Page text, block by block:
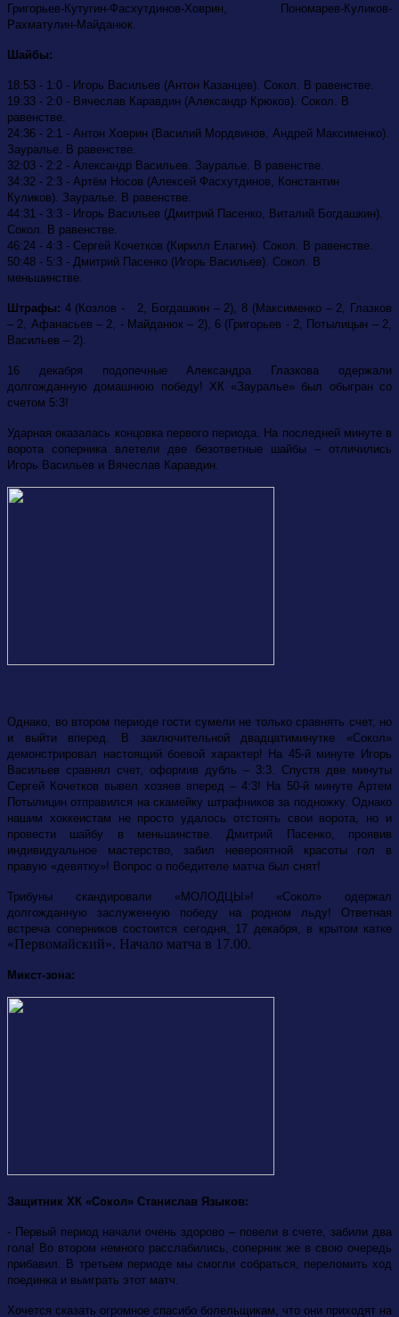
Григорьев-Кутугин-Фасхутдинов-Ховрин, Пономарев-Куликов-
Рахматулин-Майданюк.
Шайбы:
18:53 - 1:0 - Игорь Васильев (Антон Казанцев). Сокол. В равенстве.
19:33 - 2:0 - Вячеслав Каравдин (Александр Крюков). Сокол. В
равенстве.
24:36 - 2:1 - Антон Ховрин (Василий Мордвинов, Андрей Максименко).
Зауралье. В равенстве.
32:03 - 2:2 - Александр Васильев. Зауралье. В равенстве.
34:32 - 2:3 - Артём Носов (Алексей Фасхутдинов, Константин
Куликов). Зауралье. В равенстве.
44:31 - 3:3 - Игорь Васильев (Дмитрий Пасенко, Виталий Богдашкин).
Сокол. В равенстве.
46:24 - 4:3 - Сергей Кочетков (Кирилл Елагин). Сокол. В равенстве.
50:48 - 5:3 - Дмитрий Пасенко (Игорь Васильев). Сокол. В
меньшинстве.
Штрафы: 4 (Козлов - 2, Богдашкин – 2), 8 (Максименко – 2, Глазков
– 2, Афанасьев – 2, - Майданюк – 2), 6 (Григорьев - 2, Потылицын – 2,
Васильев – 2).
16 декабря подопечные Александра Глазкова одержали
долгожданную домашнюю победу! ХК «Зауралье» был обыгран со
счетом 5:3!
Ударная оказалась концовка первого периода. На последней минуте в
ворота соперника влетели две безответные шайбы – отличились
Игорь Васильев и Вячеслав Каравдин.
Однако, во втором периоде гости сумели не только сравнять счет, но
и выйти вперед. В заключительной двадцатиминутке «Сокол»
демонстрировал настоящий боевой характер! На 45-й минуте Игорь
Васильев сравнял счет, оформив дубль – 3:3. Спустя две минуты
Сергей Кочетков вывел хозяев вперед – 4:3! На 50-й минуте Артем
Потылицин отправился на скамейку штрафников за подножку. Однако
нашим хоккеистам не просто удалось отстоять свои ворота, но и
провести шайбу в меньшинстве. Дмитрий Пасенко, проявив
индивидуальное мастерство, забил невероятной красоты гол в
правую «девятку»! Вопрос о победителе матча был снят!
Трибуны скандировали «МОЛОДЦЫ»! «Сокол» одержал
долгожданную заслуженную победу на родном льду! Ответная
встреча соперников состоится сегодня, 17 декабря, в крытом катке
«Первомайский». Начало матча в 17.00.
Микст-зона:
Защитник ХК «Сокол» Станислав Языков:
- Первый период начали очень здорово – повели в счете, забили два
гола! Во втором немного расслабились, соперник же в свою очередь
прибавил. В третьем периоде мы смогли собраться, переломить ход
поединка и выиграть этот матч.
Хочется сказать огромное спасибо болельщикам, что они приходят на